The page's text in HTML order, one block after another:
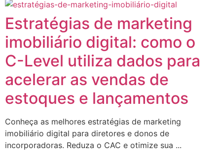
Estratégias de marketing
imobiliário digital: como o
C-Level utiliza dados para
acelerar as vendas de
estoques e lançamentos
Conheça as melhores estratégias de marketing
imobiliário digital para diretores e donos de
incorporadoras. Reduza o CAC e otimize sua ...